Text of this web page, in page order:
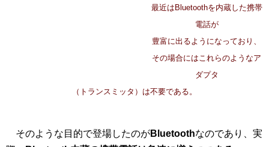
最近はBluetoothを内蔵した携帯
電話が
豊富に出るようになっており、
その場合にはこれらのようなア
ダプタ
（トランスミッタ）は不要である。
そのような目的で登場したのがBluetoothなのであり、実